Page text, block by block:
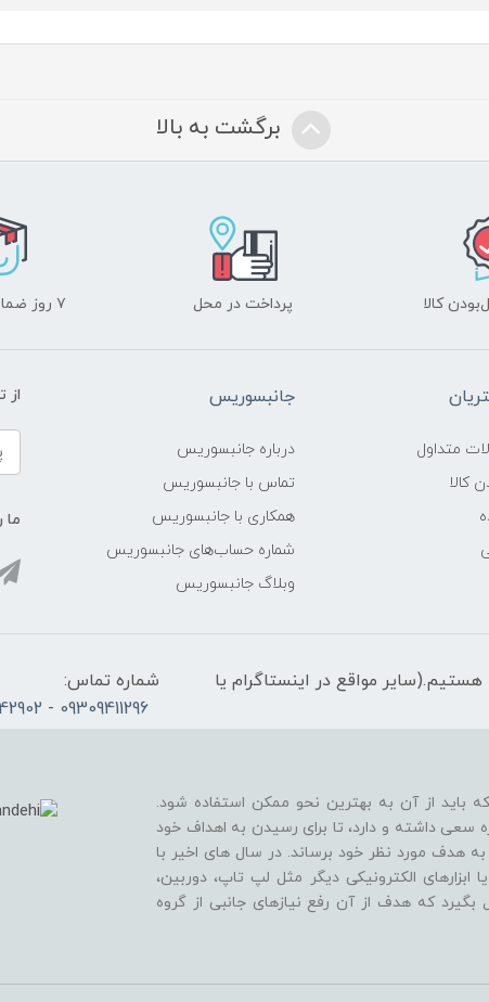
برگشت به بالا
کالا پرداخت در محل ۷ روز ضمانت بازگشت
متداول
کالا
جانبسوریس
درباره جانبسوریس
تماس با جانبسوریس
همکاری با جانبسوریس
شماره حساب‌های جانبسوریس
وبلاگ جانبسوریس
از
ما
21، پاسخگوی شما هستیم.(سایر مواقع در اینستاگرام یا
شماره تماس:
09309411296 - 02165342902
باید از آن به بهترین نحو ممکن استفاده شود.
سعی داشته و دارد، تا برای رسیدن به اهداف خود
هدف مورد نظر خود برساند. در سال های اخیر با
الکترونیکی دیگر مثل لپ تاپ، دوربین،
که هدف از آن رفع نیازهای جانبی از گروه